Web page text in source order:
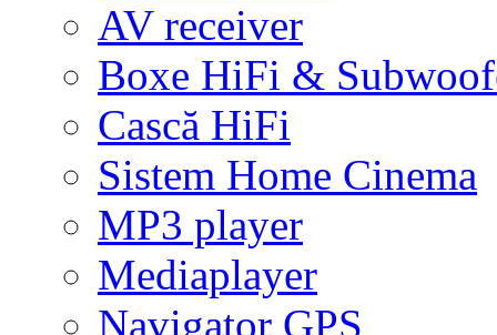
AV receiver
Boxe HiFi &
Cască HiFi
Sistem Home Cinema
MP3 player
Mediaplayer
Navigator GPS